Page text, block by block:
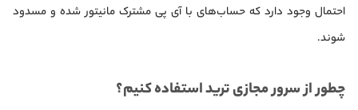
احتمال وجود دارد که حساب‌های با آی پی مشترک مانیتور شده و مسدود
شوند.
چطور از سرور مجازی ترید استفاده کنیم؟